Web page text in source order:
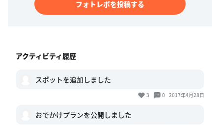
フォトレポを投稿する
アクティビティ履歴
スポットを追加しました
3 0 2017年4月28日
おでかけプランを公開しました